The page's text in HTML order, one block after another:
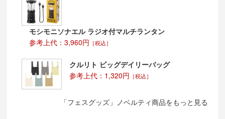
モシモニソナエル ラジオ付マルチランタン
参考上代：3,960円 ［税込］
クルリト ビッグデイリーバッグ
参考上代：1,320円 ［税込］
「フェスグッズ」ノベルティ商品をもっと見る